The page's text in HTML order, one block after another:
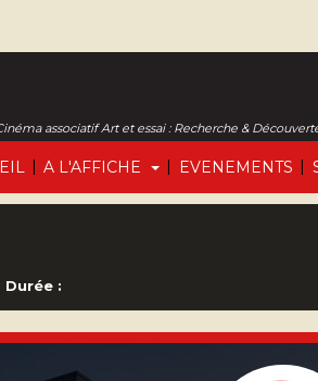
| A L'AFFICHE | EVENEMENTS |
associatif Art et essai : Recherche &
Durée :